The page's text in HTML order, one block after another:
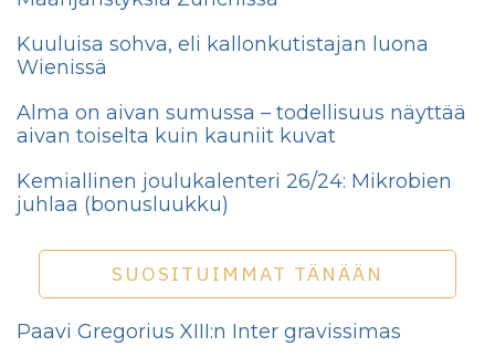
Kuuluisa sohva, eli kallonkutistajan luona
Wienissä
Alma on aivan sumussa – todellisuus näyttää
aivan toiselta kuin kauniit kuvat
Kemiallinen joulukalenteri 26/24: Mikrobien
juhlaa (bonusluukku)
SUOSITUIMMAT TÄNÄÄN
Paavi Gregorius XIII:n Inter gravissimas